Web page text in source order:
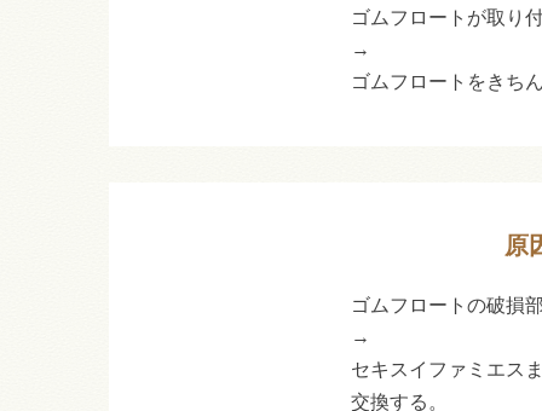
ゴムフロートが取り
→
ゴムフロートをきち
原
ゴムフロートの破損
→
セキスイファミエス
交換する。